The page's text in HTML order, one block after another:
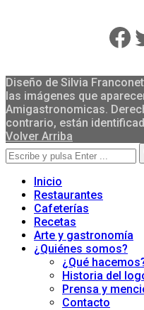
Diseño de Silvia
las imágenes que
Amigastronomicas.
contrario, están
Volver Arriba
Search
for:
Inicio
Restaurantes
Cafeterías
Recetas
Arte y gastronomía
¿Quiénes somos?
¿Qué
Historia del
Prensa y
Contacto